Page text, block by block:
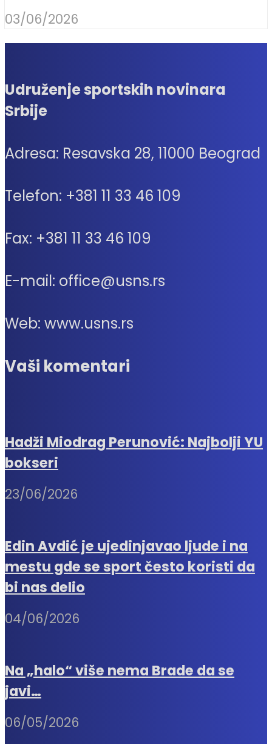
03/06/2026
Udruženje sportskih novinara
Srbije
Adresa: Resavska 28, 11000 Beograd
Telefon: +381 11 33 46 109
Fax: +381 11 33 46 109
E-mail: office@usns.rs
Web: www.usns.rs
Vaši komentari
Hadži Miodrag Perunović: Najbolji YU
bokseri
23/06/2026
Edin Avdić je ujedinjavao ljude i na
mestu gde se sport često koristi da
bi nas delio
04/06/2026
Na „halo“ više nema Brade da se
javi…
06/05/2026